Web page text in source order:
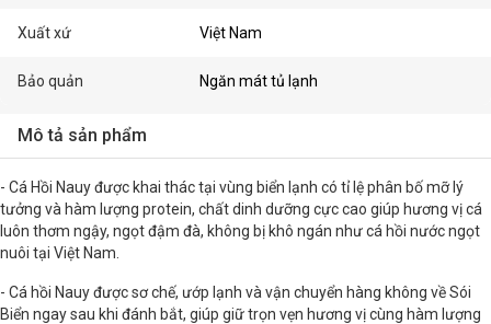
Xuất xứ Việt Nam
Bảo quản Ngăn mát tủ lạnh
Mô tả sản phẩm
- Cá Hồi Nauy được khai thác tại vùng biển lạnh có tỉ lệ phân bố mỡ lý
tưởng và hàm lượng protein, chất dinh dưỡng cực cao giúp hương vị cá
luôn thơm ngậy, ngọt đậm đà, không bị khô ngán như cá hồi nước ngọt
nuôi tại Việt Nam.
- Cá hồi Nauy được sơ chế, ướp lạnh và vận chuyển hàng không về Sói
Biển ngay sau khi đánh bắt, giúp giữ trọn vẹn hương vị cùng hàm lượng